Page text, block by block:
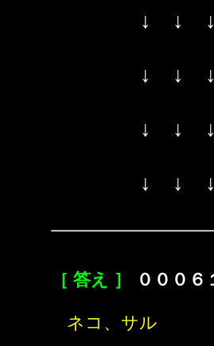
↓ ↓ ↓
↓ ↓ ↓
↓ ↓ ↓
↓ ↓ ↓
［ 答え ］ ０００６
ネコ、サル